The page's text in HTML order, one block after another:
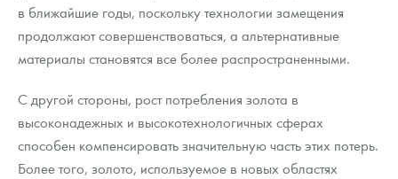
в ближайшие годы, поскольку технологии замещения
продолжают совершенствоваться, а альтернативные
материалы становятся все более распространенными.
С другой стороны, рост потребления золота в
высоконадежных и высокотехнологичных сферах
способен компенсировать значительную часть этих потерь.
Более того, золото, используемое в новых областях